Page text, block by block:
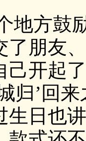
地方鼓
了朋友
己开起
归’回
生日也